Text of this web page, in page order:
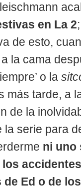
en La 2
de esto,
la cama
o la
más tarde, a
de la
la serie para
ni uno
Ed o de